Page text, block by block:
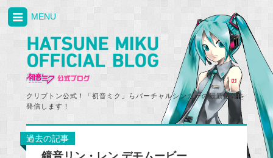
クリプトン公式！「初音ミク」らバーチャルシンガーの最新情報を
発信します！
MENU
過去の記事